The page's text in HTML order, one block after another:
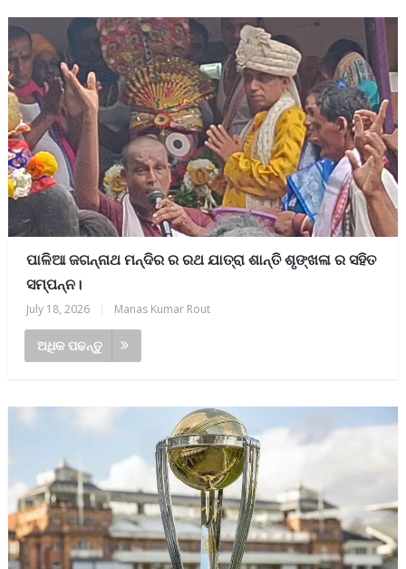
ପାଳିଆ ଜଗନ୍ନାଥ ମନ୍ଦିର ର ରଥ ଯାତ୍ରା ଶାନ୍ତି ଶୃଙ୍ଖଳା ର ସହିତ
ସମ୍ପନ୍ନ।
July 18, 2026 Manas Kumar Rout
ଅଧିକ ପଢନ୍ତୁ